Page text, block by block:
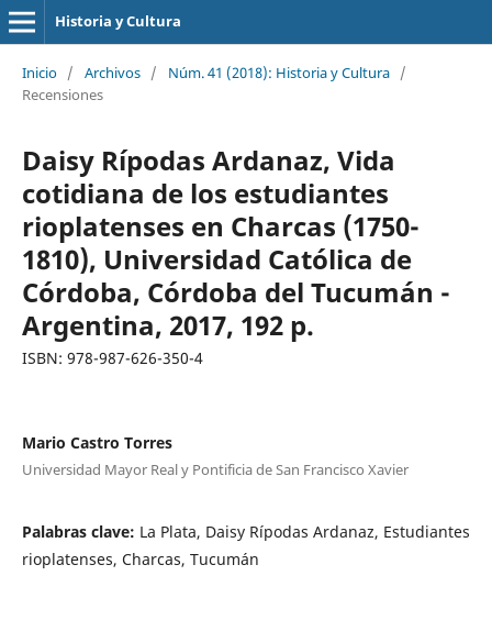
Historia y Cultura
Inicio / Archivos / Núm. 41 (2018): Historia y Cultura /
Recensiones
Daisy Rípodas Ardanaz, Vida
cotidiana de los estudiantes
rioplatenses en Charcas (1750-
1810), Universidad Católica de
Córdoba, Córdoba del Tucumán -
Argentina, 2017, 192 p.
ISBN: 978-987-626-350-4
Mario Castro Torres
Universidad Mayor Real y Pontificia de San Francisco Xavier
Palabras clave: La Plata, Daisy Rípodas Ardanaz, Estudiantes
rioplatenses, Charcas, Tucumán